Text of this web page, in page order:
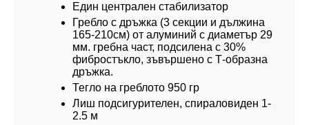
Един централен стабилизатор
Гребло с дръжка (3 секции и дължина
165-210см) от алуминий с диаметър 29
мм. гребна част, подсилена с 30%
фибростъкло, зъвършено с Т-образна
дръжка.
Тегло на греблото 950 гр
Лиш подсигурителен, спираловиден 1-
2.5 м